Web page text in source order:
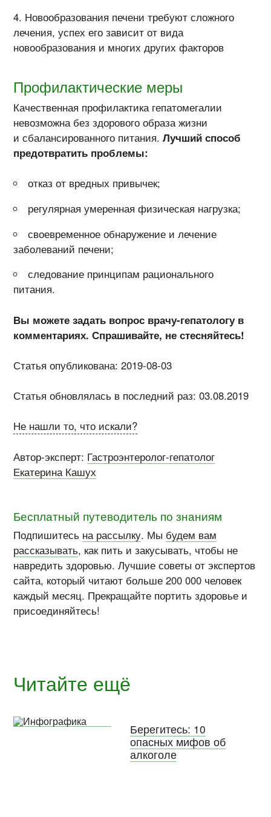
Новообразования печени требуют сложного
лечения, успех его зависит от вида
новообразования и многих других факторов
Профилактические меры
Качественная профилактика гепатомегалии
невозможна без здорового образа жизни
и сбалансированного питания.Лучший способ
предотвратить проблемы:
отказ от вредных привычек;
регулярная умеренная физическая нагрузка;
своевременное обнаружение и лечение
заболеваний печени;
следование принципам рационального
питания.
Вы можете задать вопрос врачу-гепатологу в
комментариях. Спрашивайте, не стесняйтесь!
Статья опубликована: 2019-08-03
Статья обновлялась в последний раз: 03.08.2019
Не нашли то, что искали?
Автор-эксперт: Гастроэнтеролог-гепатолог
Екатерина Кашух
Бесплатный путеводитель по знаниям
Подпишитесь на рассылку. Мы будем вам
рассказывать, как пить и закусывать, чтобы не
навредить здоровью. Лучшие советы от экспертов
сайта, который читают больше 200 000 человек
каждый месяц. Прекращайте портить здоровье и
присоединяйтесь!
Читайте ещё
Берегитесь: 10
опасных мифов об
алкоголе